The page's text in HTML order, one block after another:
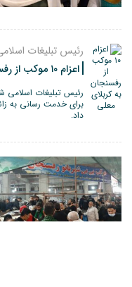
رئیس تبلیغات
اعزام ۱۰ موکب از رفسنجان به کربلای معلی
داد.